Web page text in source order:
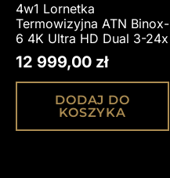
4w1 Lornetka
Termowizyjna ATN Binox-
6 4K Ultra HD Dual 3-24x
12 999,00 zł
DODAJ DO
KOSZYKA